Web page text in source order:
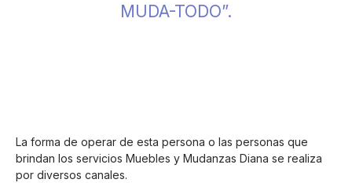
MUDA-TODO”.
La forma de operar de esta persona o las personas que
brindan los servicios Muebles y Mudanzas Diana se realiza
por diversos canales.